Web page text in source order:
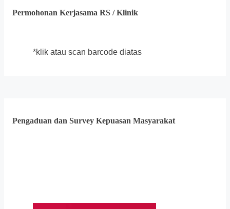
Permohonan Kerjasama RS / Klinik
*klik atau scan barcode diatas
Pengaduan dan Survey Kepuasan Masyarakat